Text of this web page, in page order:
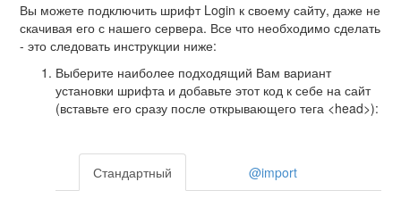
Вы можете подключить шрифт Login к своему сайту, даже не
скачивая его с нашего сервера. Все что необходимо сделать
- это следовать инструкции ниже:
Выберите наиболее подходящий Вам вариант
установки шрифта и добавьте этот код к себе на сайт
(вставьте его сразу после открывающего тега <head>):
Стандартный @import